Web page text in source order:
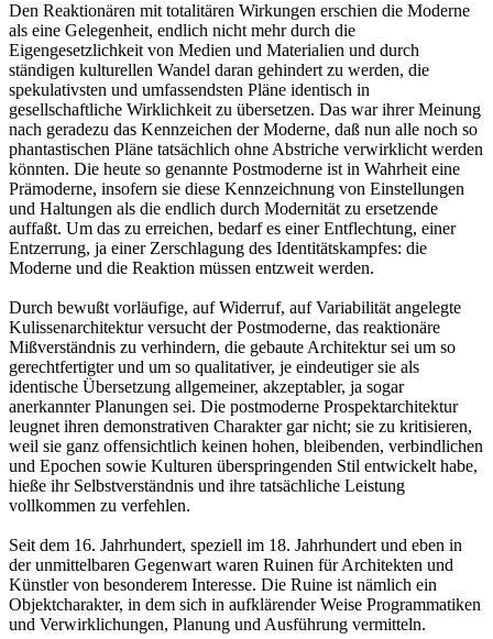
Den Reaktionären mit totalitären Wirkungen erschien die Moderne
als eine Gelegenheit, endlich nicht mehr durch die
Eigengesetzlichkeit von Medien und Materialien und durch
ständigen kulturellen Wandel daran gehindert zu werden, die
spekulativsten und umfassendsten Pläne identisch in
gesellschaftliche Wirklichkeit zu übersetzen. Das war ihrer Meinung
nach geradezu das Kennzeichen der Moderne, daß nun alle noch so
phantastischen Pläne tatsächlich ohne Abstriche verwirklicht werden
könnten. Die heute so genannte Postmoderne ist in Wahrheit eine
Prämoderne, insofern sie diese Kennzeichnung von Einstellungen
und Haltungen als die endlich durch Modernität zu ersetzende
auffaßt. Um das zu erreichen, bedarf es einer Entflechtung, einer
Entzerrung, ja einer Zerschlagung des Identitätskampfes: die
Moderne und die Reaktion müssen entzweit werden.
Durch bewußt vorläufige, auf Widerruf, auf Variabilität angelegte
Kulissenarchitektur versucht der Postmoderne, das reaktionäre
Mißverständnis zu verhindern, die gebaute Architektur sei um so
gerechtfertigter und um so qualitativer, je eindeutiger sie als
identische Übersetzung allgemeiner, akzeptabler, ja sogar
anerkannter Planungen sei. Die postmoderne Prospektarchitektur
leugnet ihren demonstrativen Charakter gar nicht; sie zu kritisieren,
weil sie ganz offensichtlich keinen hohen, bleibenden, verbindlichen
und Epochen sowie Kulturen überspringenden Stil entwickelt habe,
hieße ihr Selbstverständnis und ihre tatsächliche Leistung
vollkommen zu verfehlen.
Seit dem 16. Jahrhundert, speziell im 18. Jahrhundert und eben in
der unmittelbaren Gegenwart waren Ruinen für Architekten und
Künstler von besonderem Interesse. Die Ruine ist nämlich ein
Objektcharakter, in dem sich in aufklärender Weise Programmatiken
und Verwirklichungen, Planung und Ausführung vermitteln.